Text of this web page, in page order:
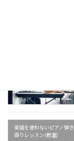
楽譜を使わないピアノ弾き
語りレッスン(教室)